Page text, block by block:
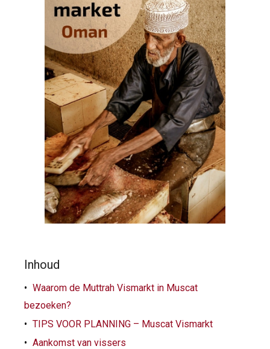
Inhoud
Waarom de Muttrah Vismarkt in Muscat
bezoeken?
TIPS VOOR PLANNING – Muscat Vismarkt
Aankomst van vissers